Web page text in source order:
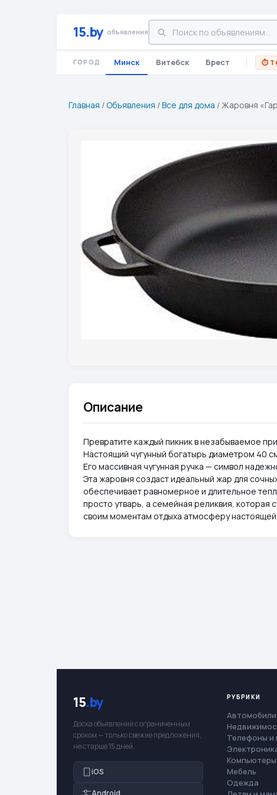
15.by объявления
ГОРОД Минск Витебск Брест ⏱
Главная /Объявления /Все для дома /Жаровня
Описание
Превратите каждый пикник в незабываемое
Настоящий чугунный богатырь диаметром 40
Его массивная чугунная ручка — символ
Эта жаровня создаст идеальный жар для
обеспечивает равномерное и длительное
просто утварь, а семейная реликвия,
своим моментам отдыха атмосферу
15.by
Доска объявлений с ограниченным
сроком — только свежие предложения,
не старше 15 дней.
iOS
Android
РУБРИКИ
Автомобили
Телефоны и
Компьютеры
Мебель
Одежда